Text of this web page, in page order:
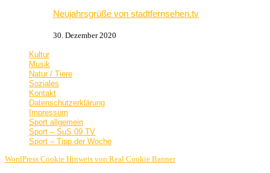
Neujahrsgrüße von stadtfernsehen.tv
30. Dezember 2020
Kultur
Musik
Natur / Tiere
Soziales
Kontakt
Datenschutzerklärung
Impressum
Sport allgemein
Sport – SuS 09 TV
Sport – Tipp der Woche
WordPress Cookie Hinweis von Real Cookie Banner